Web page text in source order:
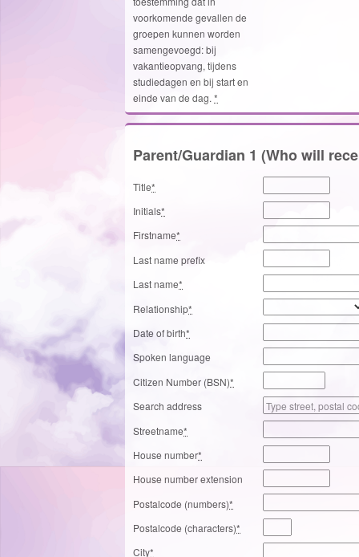
voorkomende gevallen de
groepen kunnen worden
samengevoegd: bij
vakantieopvang, tijdens
studiedagen en bij start en
einde van de dag.*
Parent/Guardian 1 (Who will
Title*
Initials*
Firstname*
Last name prefix
Last name*
Relationship*
Date of birth*
Spoken language
Citizen Number (BSN)*
Search address
Streetname*
House number*
House number extension
Postalcode (numbers)*
Postalcode (characters)*
City*